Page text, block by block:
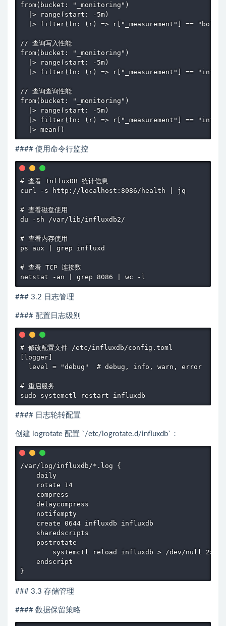
from(bucket: "_monitoring")
  |> range(start: -5m)
|> filter(fn: (r) => r["_measurement"] ==
// 查询写入性能
from(bucket: "_monitoring")
  |> range(start: -5m)
|> filter(fn: (r) => r["_measurement"] ==
// 查询查询性能
from(bucket: "_monitoring")
  |> range(start: -5m)
|> filter(fn: (r) => r["_measurement"] ==
  |> mean()
#### 使用命令行监控
# 查看 InfluxDB 统计信息
curl -s http://localhost:8086/health | jq
# 查看磁盘使用
du -sh /var/lib/influxdb2/
# 查看内存使用
ps aux | grep influxd
# 查看 TCP 连接数
netstat -an | grep 8086 | wc -l
### 3.2 日志管理
#### 配置日志级别
# 修改配置文件 /etc/influxdb/config.toml
[logger]
  level = "debug"  # debug, info, warn, error
# 重启服务
sudo systemctl restart influxdb
#### 日志轮转配置
创建 logrotate 配置 `/etc/logrotate.d/influxdb`：
/var/log/influxdb/*.log {
    daily
    rotate 14
    compress
    delaycompress
    notifempty
    create 0644 influxdb influxdb
    sharedscripts
    postrotate
systemctl reload influxdb > /dev/null 2>&1
    endscript
}
### 3.3 存储管理
#### 数据保留策略